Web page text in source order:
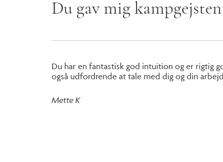
Du gav mig
Du har en fantastisk god intuition og er rigtig
også udfordrende at tale med dig og din
Mette K